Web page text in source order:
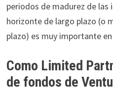
periodos de madurez de las
horizonte de largo plazo (o
plazo) es muy importante
Como Limited
de fondos de